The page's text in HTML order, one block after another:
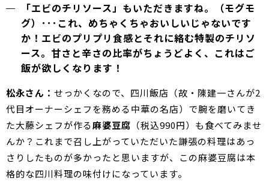
「エビのチリソース」もいただきますね。（モグモ
グ）･･･これ、めちゃくちゃおいしいじゃないです
か！エビのプリプリ食感とそれに絡む特製のチリソ
ース。甘さと辛さの比率がちょうどよく、これはご
飯が欲しくなります！
松永さん： せっかくなので、四川飯店（故・陳建一さんが2
代目オーナーシェフを務める中華の名店）で腕を磨いてき
た大藤シェフが作る麻婆豆腐 （税込990円）も食べてみませ
んか？これまで召し上がっていただいた謙張の料理はあっ
さりしたものが多かったと思いますが、この麻婆豆腐は本
格的な四川料理の味付けになっています。